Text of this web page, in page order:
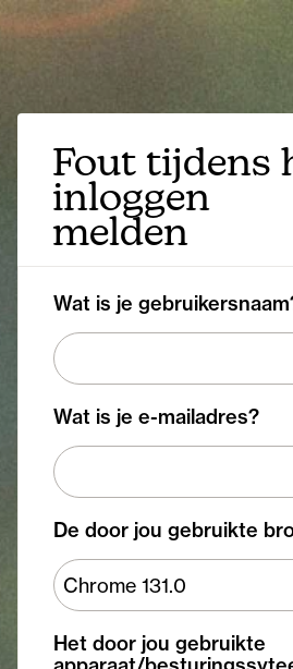
Fout tijdens
inloggen
melden
Wat is je
Wat is je e-mailadres?
De door jou gebruikte
Het door jou gebruikte